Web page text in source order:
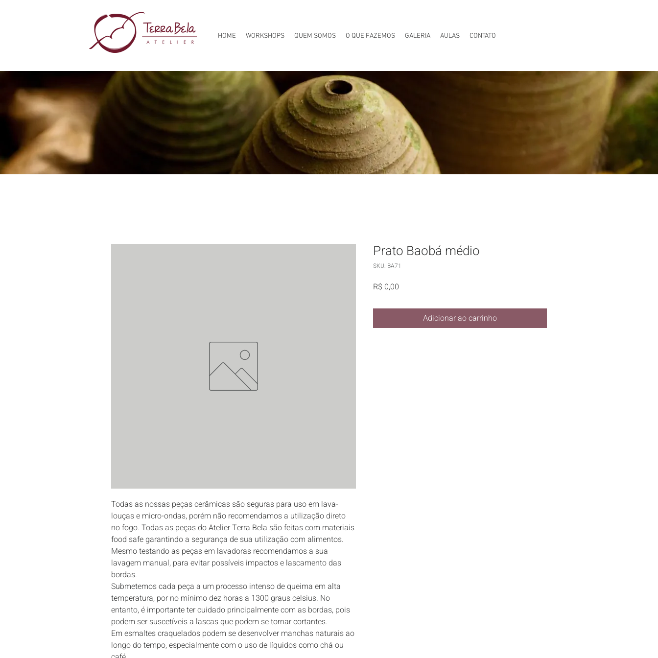
HOME WORKSHOPS QUEM SOMOS O QUE FAZEMOS GALERIA AULAS CONTATO
Todas as nossas peças cerâmicas são seguras para uso em lava-
louças e micro-ondas, porém não recomendamos a utilização direto
no fogo. Todas as peças do Atelier Terra Bela são feitas com materiais
food safe garantindo a segurança de sua utilização com alimentos.
Mesmo testando as peças em lavadoras recomendamos a sua
lavagem manual, para evitar possíveis impactos e lascamento das
bordas.
Submetemos cada peça a um processo intenso de queima em alta
temperatura, por no mínimo dez horas a 1300 graus celsius. No
entanto, é importante ter cuidado principalmente com as bordas, pois
podem ser suscetíveis a lascas que podem se tornar cortantes.
Em esmaltes craquelados podem se desenvolver manchas naturais ao
longo do tempo, especialmente com o uso de líquidos como chá ou
Prato Baobá médio
SKU: BA71
R$ 0,00
Adicionar ao carrinho